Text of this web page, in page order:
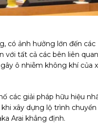
có ảnh hưởng lớn đến các
với tất cả các bên liên quan
ô nhiễm không khí của
các giải pháp hữu hiệu
xây dựng lộ trình chuyển
Arai khẳng định.